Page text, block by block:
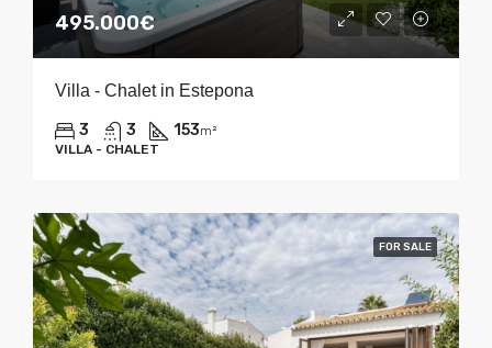
495.000€
Villa - Chalet in Estepona
3 3 153m²
VILLA - CHALET
FOR SALE